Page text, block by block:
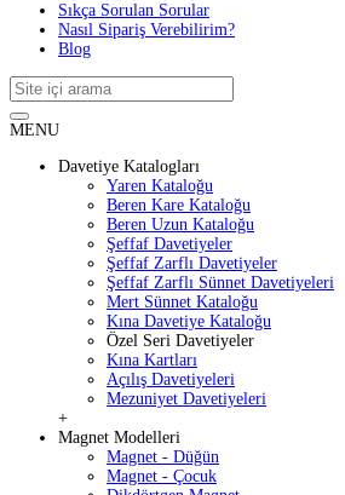
Sıkça Sorulan Sorular
Nasıl Sipariş Verebilirim?
Blog
MENU
Davetiye Katalogları
Yaren Kataloğu
Beren Kare Kataloğu
Beren Uzun Kataloğu
Şeffaf Davetiyeler
Şeffaf Zarflı Davetiyeler
Şeffaf Zarflı Sünnet Davetiyeleri
Mert Sünnet Kataloğu
Kına Davetiye Kataloğu
Özel Seri Davetiyeler
Kına Kartları
Açılış Davetiyeleri
Mezuniyet Davetiyeleri
+
Magnet Modelleri
Magnet - Düğün
Magnet - Çocuk